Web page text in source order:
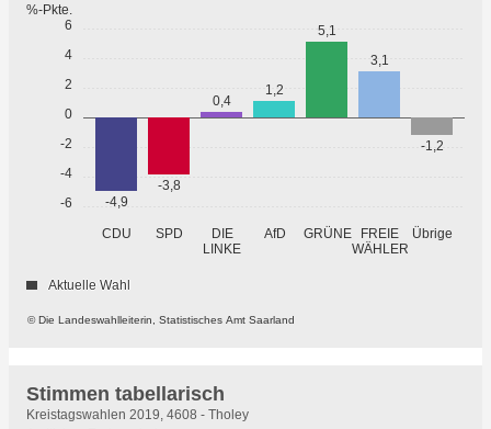
-6
-4
-2
0
2
4
6
%-Pkte.
CDU SPD
DIE
LINKE
AfD GRÜNE FREIE
WÄHLER
Übrige
-4,9
-3,8
0,4
1,2
5,1
3,1
-1,2
© Die Landeswahlleiterin, Statistisches Amt Saarland
Aktuelle Wahl
Stimmen tabellarisch
Stimmen
Kreistagswahlen 2019, 4608 - Tholey